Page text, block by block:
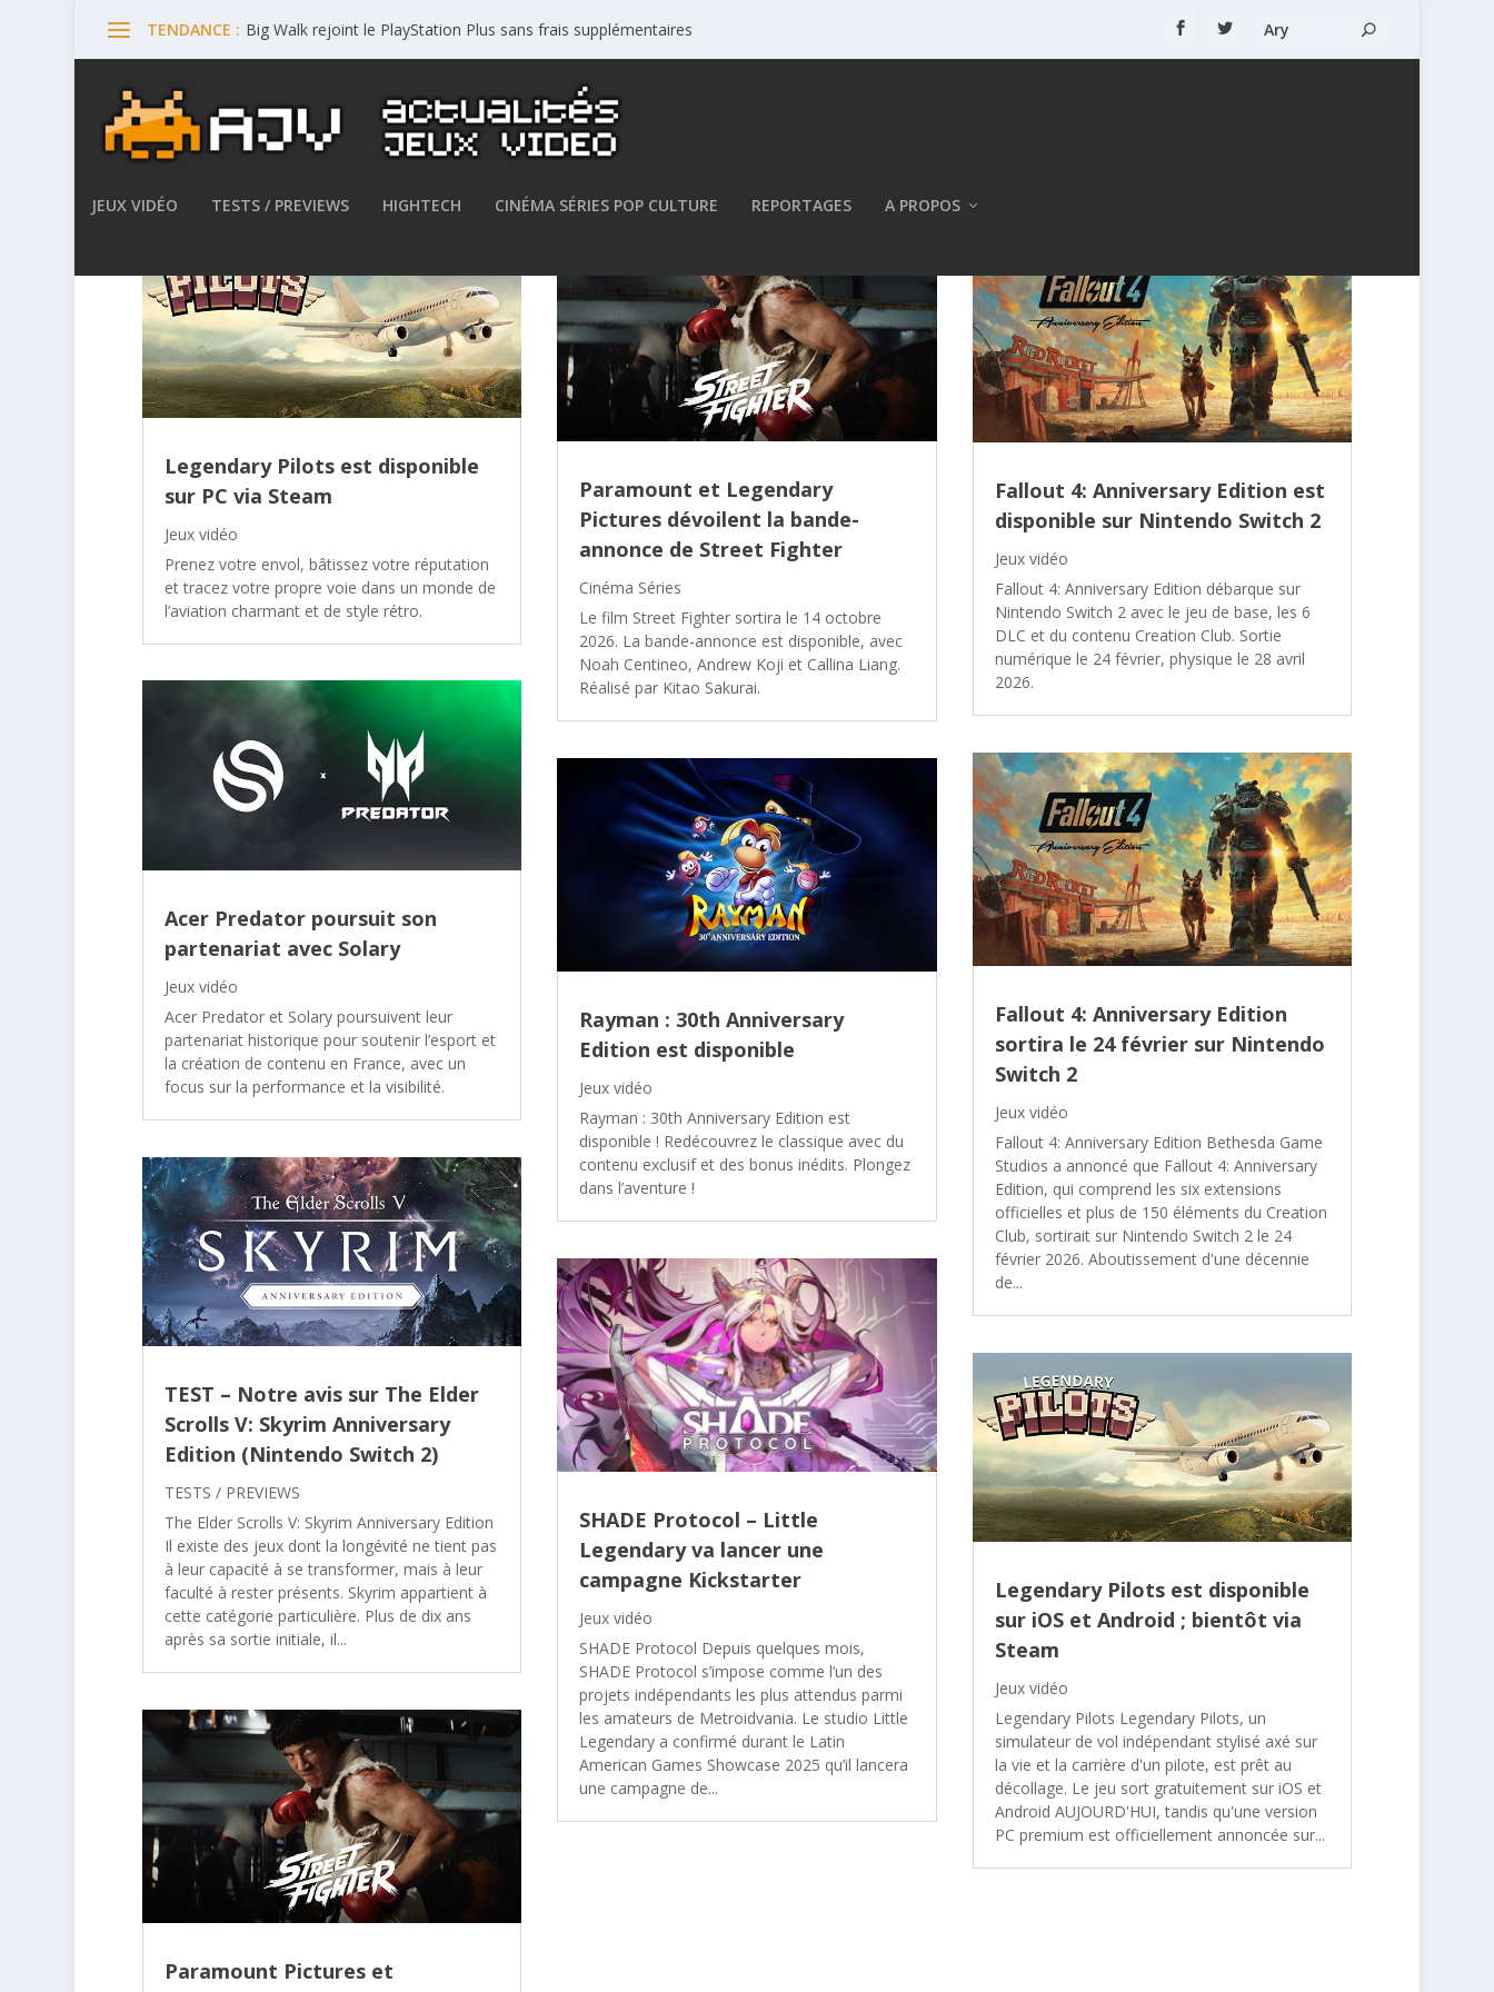
TENDANCE : Big Walk rejoint le PlayStation Plus sans frais supplémentaires
JEUX VIDÉO TESTS / PREVIEWS HIGHTECH CINÉMA SÉRIES POP CULTURE REPORTAGES A PROPOS
Legendary Pilots est disponible
sur PC via Steam
Jeux vidéo
Prenez votre envol, bâtissez votre réputation
et tracez votre propre voie dans un monde de
l’aviation charmant et de style rétro.
Acer Predator poursuit son
partenariat avec Solary
Jeux vidéo
Acer Predator et Solary poursuivent leur
partenariat historique pour soutenir l’esport et
la création de contenu en France, avec un
focus sur la performance et la visibilité.
TEST – Notre avis sur The Elder
Scrolls V: Skyrim Anniversary
Edition (Nintendo Switch 2)
TESTS / PREVIEWS
The Elder Scrolls V: Skyrim Anniversary Edition
Il existe des jeux dont la longévité ne tient pas
à leur capacité à se transformer, mais à leur
faculté à rester présents. Skyrim appartient à
cette catégorie particulière. Plus de dix ans
après sa sortie initiale, il...
Paramount Pictures et
Paramount et Legendary
Pictures dévoilent la bande-
annonce de Street Fighter
Cinéma Séries
Le film Street Fighter sortira le 14 octobre
2026. La bande-annonce est disponible, avec
Noah Centineo, Andrew Koji et Callina Liang.
Réalisé par Kitao Sakurai.
Rayman : 30th Anniversary
Edition est disponible
Jeux vidéo
Rayman : 30th Anniversary Edition est
disponible ! Redécouvrez le classique avec du
contenu exclusif et des bonus inédits. Plongez
dans l’aventure !
SHADE Protocol – Little
Legendary va lancer une
campagne Kickstarter
Jeux vidéo
SHADE Protocol Depuis quelques mois,
SHADE Protocol s’impose comme l’un des
projets indépendants les plus attendus parmi
les amateurs de Metroidvania. Le studio Little
Legendary a confirmé durant le Latin
American Games Showcase 2025 qu’il lancera
une campagne de...
Fallout 4: Anniversary Edition est
disponible sur Nintendo Switch 2
Jeux vidéo
Fallout 4: Anniversary Edition débarque sur
Nintendo Switch 2 avec le jeu de base, les 6
DLC et du contenu Creation Club. Sortie
numérique le 24 février, physique le 28 avril
2026.
Fallout 4: Anniversary Edition
sortira le 24 février sur Nintendo
Switch 2
Jeux vidéo
Fallout 4: Anniversary Edition Bethesda Game
Studios a annoncé que Fallout 4: Anniversary
Edition, qui comprend les six extensions
officielles et plus de 150 éléments du Creation
Club, sortirait sur Nintendo Switch 2 le 24
février 2026. Aboutissement d'une décennie
de...
Legendary Pilots est disponible
sur iOS et Android ; bientôt via
Steam
Jeux vidéo
Legendary Pilots Legendary Pilots, un
simulateur de vol indépendant stylisé axé sur
la vie et la carrière d'un pilote, est prêt au
décollage. Le jeu sort gratuitement sur iOS et
Android AUJOURD'HUI, tandis qu'une version
PC premium est officiellement annoncée sur...